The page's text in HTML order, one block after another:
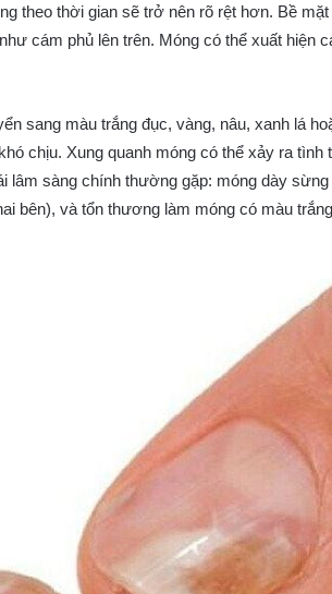
theo thời gian sẽ trở nên rõ rệt hơn. Bề
cám phủ lên trên. Móng có thể xuất hiện
sang màu trắng đục, vàng, nâu, xanh lá
chịu. Xung quanh móng có thể xảy ra tình
lâm sàng chính thường gặp: móng dày
bên), và tổn thương làm móng có màu